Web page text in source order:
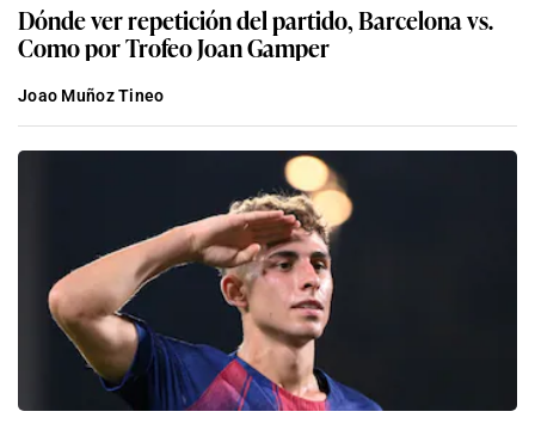
Dónde ver repetición del partido, Barcelona vs.
Como por Trofeo Joan Gamper
Joao Muñoz Tineo